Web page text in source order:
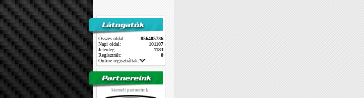
Összes oldal:
856405736
Napi oldal:
101107
Jelenleg:
1183
Regisztrált:
0
Online regisztráltak:
kiemelt partnerünk :